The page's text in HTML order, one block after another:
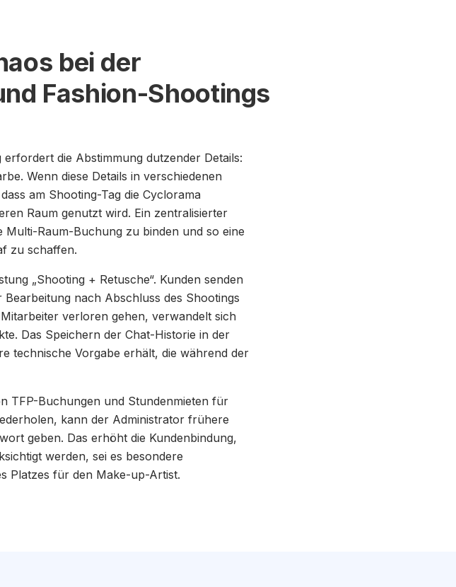
bei der
Fashion-Shootings
die Abstimmung dutzender Details:
Wenn diese Details in verschiedenen
am Shooting-Tag die Cyclorama
Raum genutzt wird. Ein zentralisierter
Raum-Buchung zu binden und so eine
zu schaffen.
„Shooting + Retusche“. Kunden senden
nach Abschluss des Shootings
verloren gehen, verwandelt sich
Das Speichern der Chat-Historie in der
technische Vorgabe erhält, die während der
TFP-Buchungen und Stundenmieten für
kann der Administrator frühere
geben. Das erhöht die Kundenbindung,
werden, sei es besondere
Platzes für den Make-up-Artist.